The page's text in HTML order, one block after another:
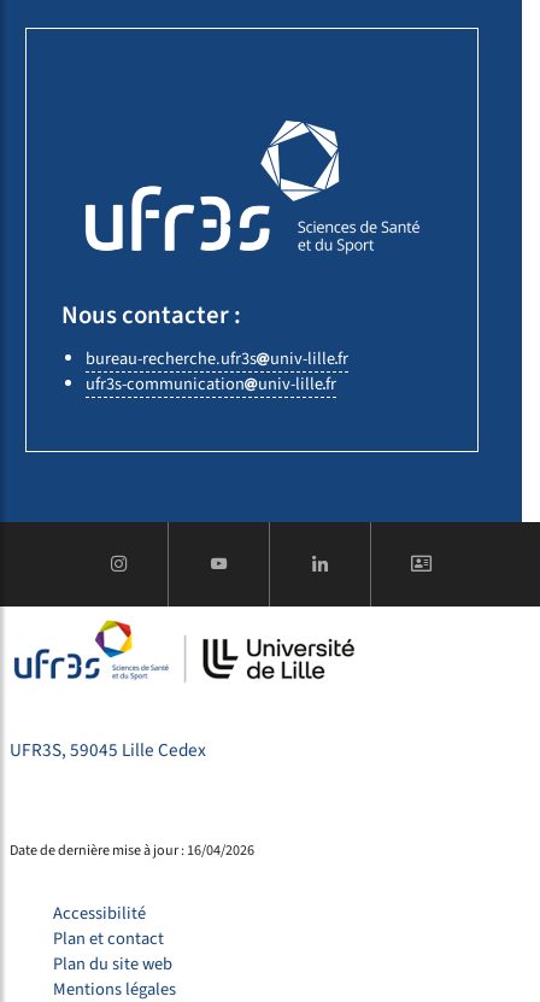
Nous contacter :
bureau-recherche.ufr3s univ-lillefr
ufr3s-communication univ-lillefr
UFR3S, 59045 Lille Cedex
Date de dernière mise à jour : 16/04/2026
Accessibilité
Plan et contact
Plan du site web
Mentions légales